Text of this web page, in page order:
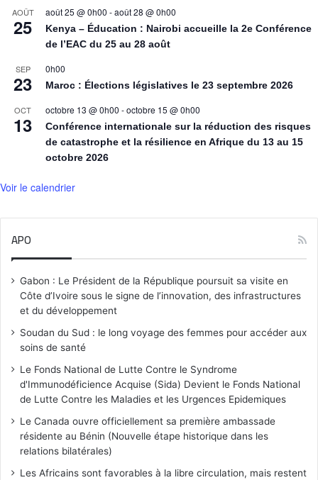
AOÛT
25
août 25 @ 0h00 -août 28 @ 0h00
Kenya – Éducation : Nairobi accueille la 2e Conférence
de l’EAC du 25 au 28 août
SEP
23
0h00
Maroc : Élections législatives le 23 septembre 2026
OCT
13
octobre 13 @ 0h00 -octobre 15 @ 0h00
Conférence internationale sur la réduction des risques
de catastrophe et la résilience en Afrique du 13 au 15
octobre 2026
Voir le calendrier
APO
Gabon : Le Président de la République poursuit sa visite en
Côte d’Ivoire sous le signe de l’innovation, des infrastructures
et du développement
Soudan du Sud : le long voyage des femmes pour accéder aux
soins de santé
Le Fonds National de Lutte Contre le Syndrome
d'Immunodéficience Acquise (Sida) Devient le Fonds National
de Lutte Contre les Maladies et les Urgences Epidemiques
Le Canada ouvre officiellement sa première ambassade
résidente au Bénin (Nouvelle étape historique dans les
relations bilatérales)
Les Africains sont favorables à la libre circulation, mais restent